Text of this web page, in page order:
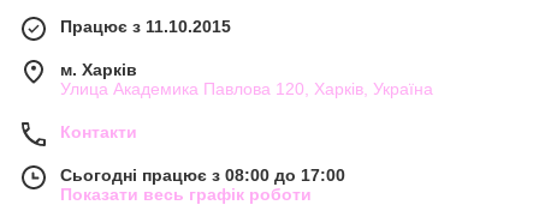
Працює з 11.10.2015
м. Харків
Улица Академика Павлова 120, Харків, Україна
Контакти
Сьогодні працює з 08:00 до 17:00
Показати весь графік роботи